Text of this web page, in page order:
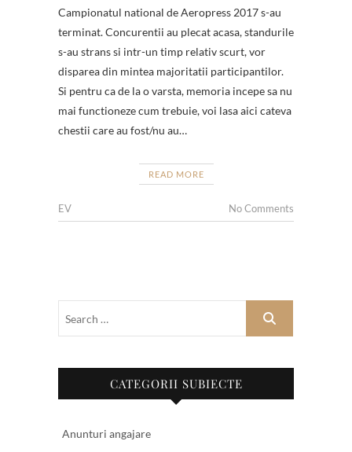
Campionatul national de Aeropress 2017 s-au
terminat. Concurentii au plecat acasa, standurile
s-au strans si intr-un timp relativ scurt, vor
disparea din mintea majoritatii participantilor.
Si pentru ca de la o varsta, memoria incepe sa nu
mai functioneze cum trebuie, voi lasa aici cateva
chestii care au fost/nu au…
READ MORE
EV No Comments
CATEGORII SUBIECTE
Anunturi angajare